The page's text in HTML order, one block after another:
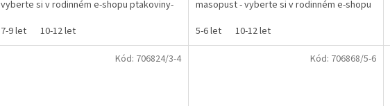
vyberte si v rodinném e-shopu ptakoviny-
7-9 let
10-12 let
masopust - vyberte si v rodinném e-shopu
5-6 let
10-12 let
Kód: 706824/3-4 Kód: 706868/5-6